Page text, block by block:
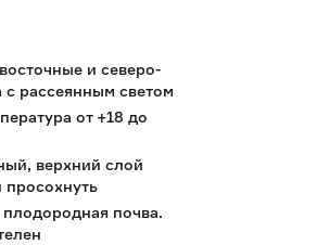
и северо-
рассеянным светом
от +18 до
верхний слой
просохнуть
почва.